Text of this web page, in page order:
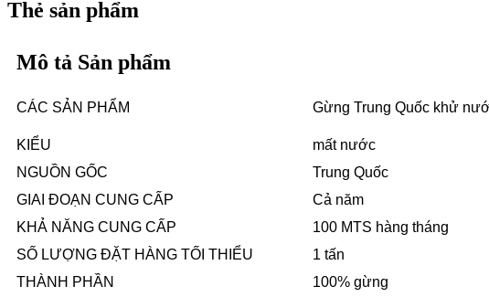
Thẻ sản phẩm
Mô tả Sản phẩm
CÁC SẢN PHẨM Gừng Trung Quốc khử
KIỂU
mất nước
NGUỒN GỐC
Trung Quốc
GIAI ĐOẠN CUNG CẤP
Cả năm
KHẢ NĂNG CUNG CẤP
100 MTS hàng tháng
SỐ LƯỢNG ĐẶT HÀNG TỐI THIỂU
1 tấn
THÀNH PHẦN
100% gừng